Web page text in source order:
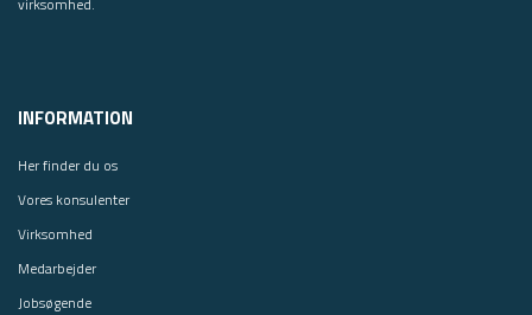
INFORMATION
Her finder du os
Vores konsulenter
Virksomhed
Medarbejder
Jobsøgende